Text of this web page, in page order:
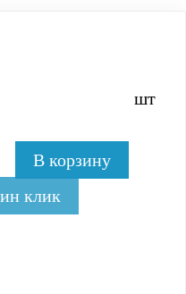
шт
В корзину
клик